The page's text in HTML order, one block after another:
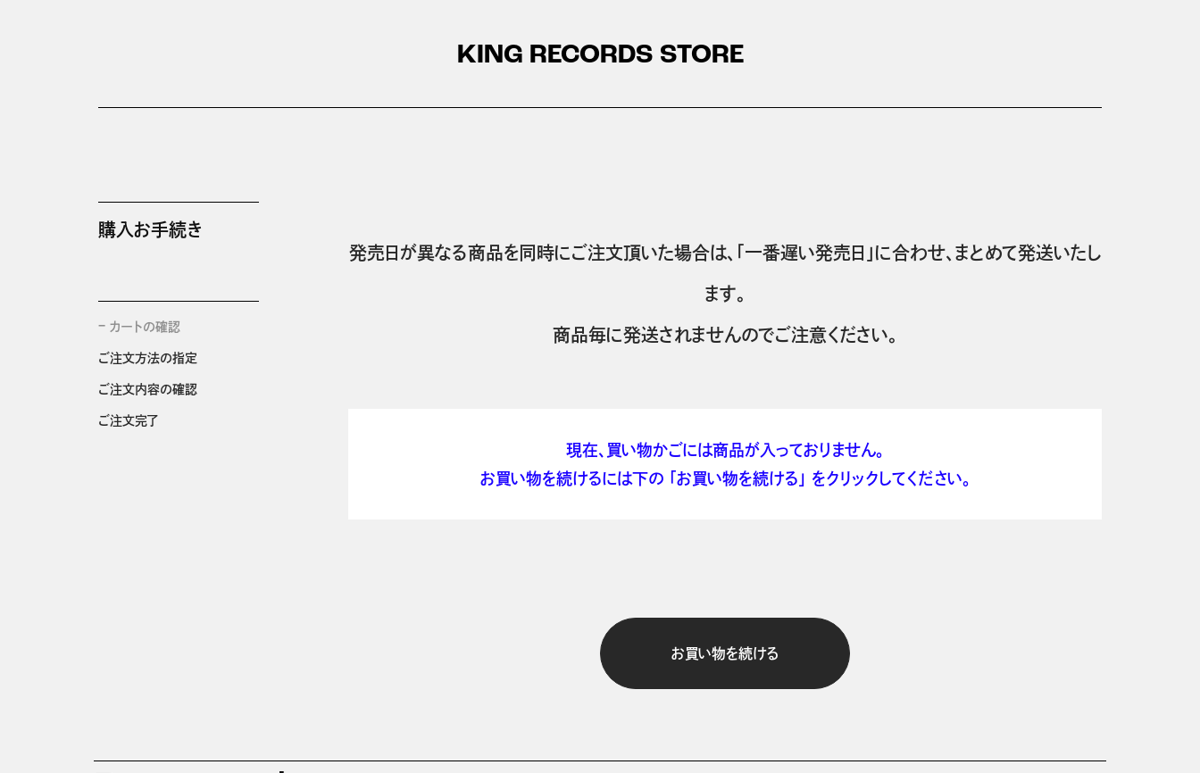
KING RECORDS STORE
購入お手続き
カートの確認
ご注文方法の指定
ご注文内容の確認
ご注文完了
発売日が異なる商品を同時にご注文頂いた場合は、「一番遅い発売日」に合わせ、まとめて発送いたし
ます。
商品毎に発送されませんのでご注意ください。
現在、買い物かごには商品が入っておりません。
お買い物を続けるには下の 「お買い物を続ける」 をクリックしてください。
お買い物を続ける